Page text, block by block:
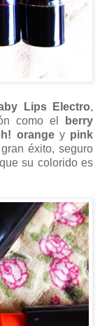
Lips Electro,
como el
berry
orange y pink
éxito, seguro
su colorido es